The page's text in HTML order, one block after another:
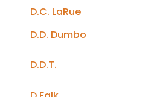
D.C. LaRue
D.D. Dumbo
D.D.T.